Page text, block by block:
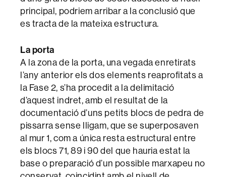
principal, podriem arribar a la conclusió que
es tracta de la mateixa estructura.
La porta
A la zona de la porta, una vegada enretirats
l’any anterior els dos elements reaprofitats a
la Fase 2, s’ha procedit a la delimitació
d’aquest indret, amb el resultat de la
documentació d’uns petits blocs de pedra de
pissarra sense lligam, que se superposaven
al mur 1, com a única resta estructural entre
els blocs 71, 89 i 90 del que hauria estat la
base o preparació d’un possible marxapeu no